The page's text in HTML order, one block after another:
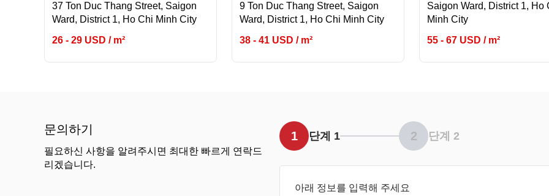
37 Ton Duc Thang Street, Saigon
Ward, District 1, Ho Chi Minh City
26 - 29 USD / m²
9 Ton Duc Thang Street, Saigon
Ward, District 1, Ho Chi Minh City
38 - 41 USD / m²
Saigon Ward, District 1, Ho
Minh City
55 - 67 USD / m²
문의하기
필요하신 사항을 알려주시면 최대한 빠르게 연락드
리겠습니다.
1 단계 1 2 단계 2
아래 정보를 입력해 주세요